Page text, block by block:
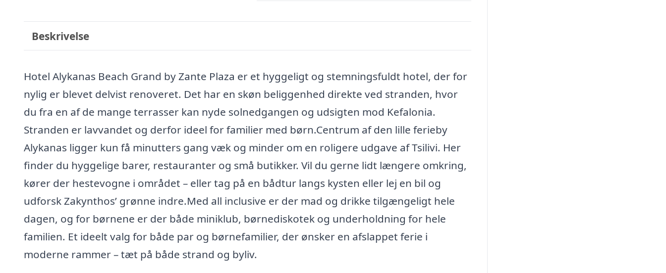
Beskrivelse
Hotel Alykanas Beach Grand by Zante Plaza er et hyggeligt og stemningsfuldt hotel, der for
nylig er blevet delvist renoveret. Det har en skøn beliggenhed direkte ved stranden, hvor
du fra en af de mange terrasser kan nyde solnedgangen og udsigten mod Kefalonia.
Stranden er lavvandet og derfor ideel for familier med børn.Centrum af den lille ferieby
Alykanas ligger kun få minutters gang væk og minder om en roligere udgave af Tsilivi. Her
finder du hyggelige barer, restauranter og små butikker. Vil du gerne lidt længere omkring,
kører der hestevogne i området – eller tag på en bådtur langs kysten eller lej en bil og
udforsk Zakynthos’ grønne indre.Med all inclusive er der mad og drikke tilgængeligt hele
dagen, og for børnene er der både miniklub, børnediskotek og underholdning for hele
familien. Et ideelt valg for både par og børnefamilier, der ønsker en afslappet ferie i
moderne rammer – tæt på både strand og byliv.